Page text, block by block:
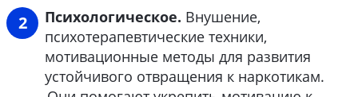
Психологическое. Внушение,
психотерапевтические техники,
мотивационные методы для развития
устойчивого отвращения к наркотикам.